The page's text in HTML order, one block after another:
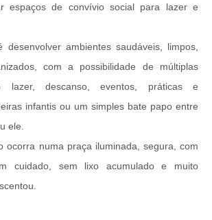
espaços de convívio social para lazer e
desenvolver ambientes saudáveis, limpos,
com a possibilidade de múltiplas
lazer, descanso, eventos, práticas e
infantis ou um simples bate papo entre
ele.
ocorra numa praça iluminada, segura, com
cuidado, sem lixo acumulado e muito